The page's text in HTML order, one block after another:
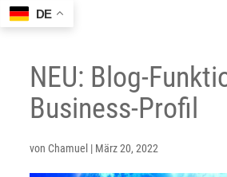
NEU: Blog-
Business-Profil
vonChamuel | März 20, 2022
DE